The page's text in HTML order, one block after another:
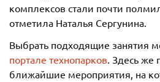
комплексов стали почти
отметила Наталья Сергунина.
Выбрать подходящие занятия
портале технопарков. Здесь же
ближайшие мероприятия, на